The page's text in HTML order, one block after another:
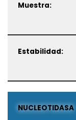
Muestra:
Estabilidad:
NUCLEOTIDASA